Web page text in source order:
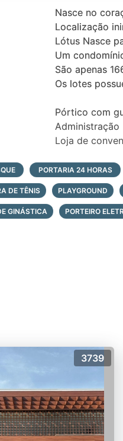
Nasce no
Localização
Lótus Nasce
Um
São apenas
Os lotes
Pórtico com
Administração
Loja de
Playground
Quadras de
2 quiosques
2 quadras de
Piscinas
Salão de
PORTARIA 24 HORAS
DE TÊNIS PLAYGROUND
GINÁSTICA PORTEIRO
3739